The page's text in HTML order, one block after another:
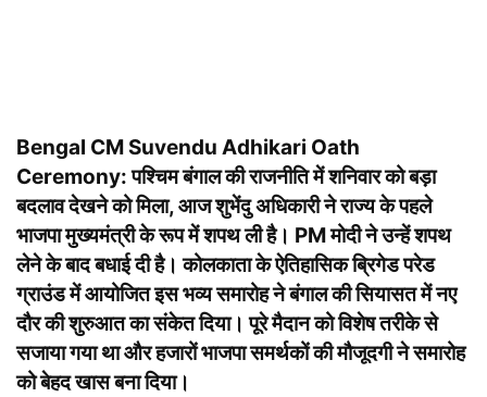
Bengal CM Suvendu Adhikari Oath
Ceremony:पश्चिम बंगाल की राजनीति में शनिवार को बड़ा
बदलाव देखने को मिला, आज शुभेंदु अधिकारी ने राज्य के पहले
भाजपा मुख्यमंत्री के रूप में शपथ ली है। PM मोदी ने उन्हें शपथ
लेने के बाद बधाई दी है। कोलकाता के ऐतिहासिक ब्रिगेड परेड
ग्राउंड में आयोजित इस भव्य समारोह ने बंगाल की सियासत में नए
दौर की शुरुआत का संकेत दिया। पूरे मैदान को विशेष तरीके से
सजाया गया था और हजारों भाजपा समर्थकों की मौजूदगी ने समारोह
को बेहद खास बना दिया।